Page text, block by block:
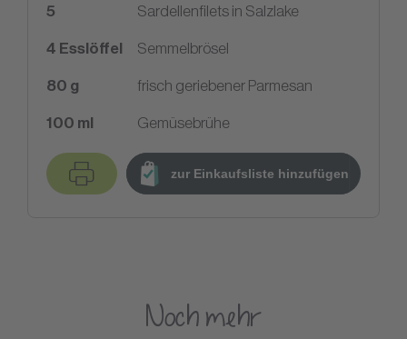
5 Sardellenfilets in Salzlake
4 Esslöffel Semmelbrösel
80 g frisch geriebener Parmesan
100 ml Gemüsebrühe
zur Einkaufsliste hinzufügen
Noch mehr